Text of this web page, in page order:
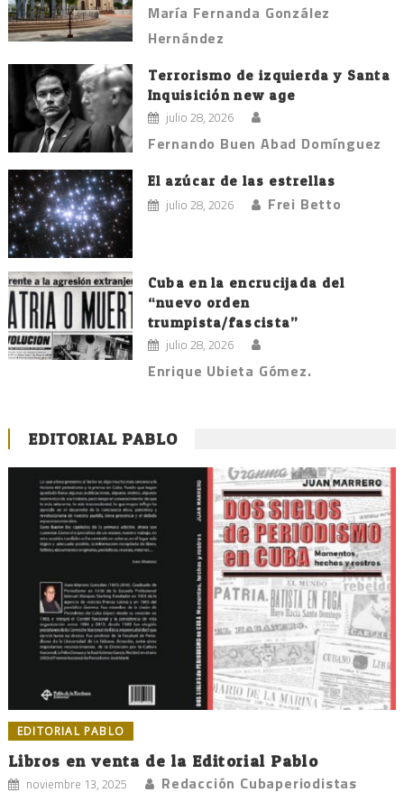
María Fernanda González
Hernández
Terrorismo de izquierda y Santa
Inquisición new age
julio 28, 2026
Fernando Buen Abad Domínguez
El azúcar de las estrellas
julio 28, 2026 Frei Betto
Cuba en la encrucijada del
“nuevo orden
trumpista/fascista”
julio 28, 2026
Enrique Ubieta Gómez.
EDITORIAL PABLO
EDITORIAL PABLO
Libros en venta de la Editorial Pablo
noviembre 13, 2025 Redacción Cubaperiodistas